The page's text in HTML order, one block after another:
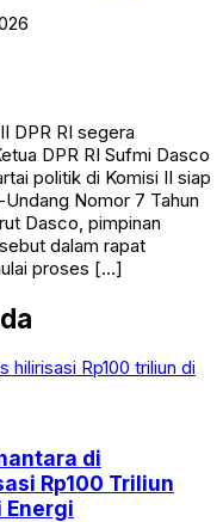
DPR RI segera
DPR RI Sufmi Dasco
politik di Komisi II siap
Nomor 7 Tahun
Dasco, pimpinan
dalam rapat
proses […]
di
Rp100 Triliun
Energi